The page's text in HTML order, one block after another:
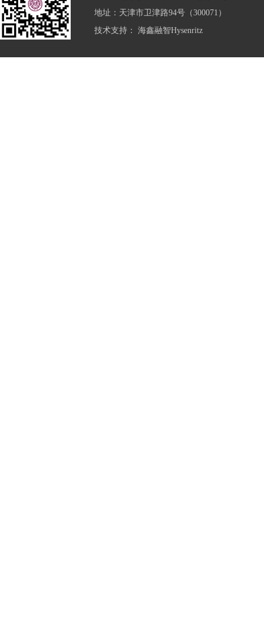
地址：天津市卫津路94号（300071）
技术支持： 海鑫融智Hysenritz